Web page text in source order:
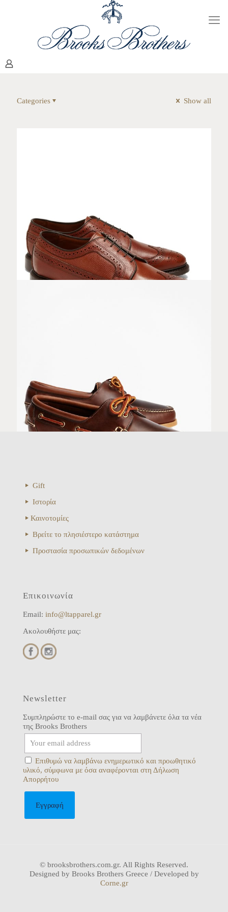
Categories Show all
Gift
Ιστορία
Καινοτομίες
Βρείτε το πλησιέστερο κατάστημα
Προστασία προσωπικών δεδομένων
Επικοινωνία
Email: info@ltapparel.gr
Ακολουθήστε μας:
Newsletter
Συμπληρώστε το e-mail σας για να λαμβάνετε όλα τα νέα
της Brooks Brothers
Επιθυμώ να λαμβάνω ενημερωτικό και προωθητικό
υλικό, σύμφωνα με όσα αναφέρονται στη Δήλωση
Απορρήτου
© brooksbrothers.com.gr. All Rights Reserved.
Designed by Brooks Brothers Greece / Developed by
Corne.gr